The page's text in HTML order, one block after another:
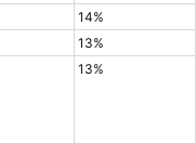
14%
13%
13%